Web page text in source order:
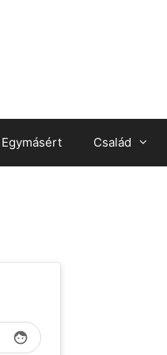
Egymásért Család
face